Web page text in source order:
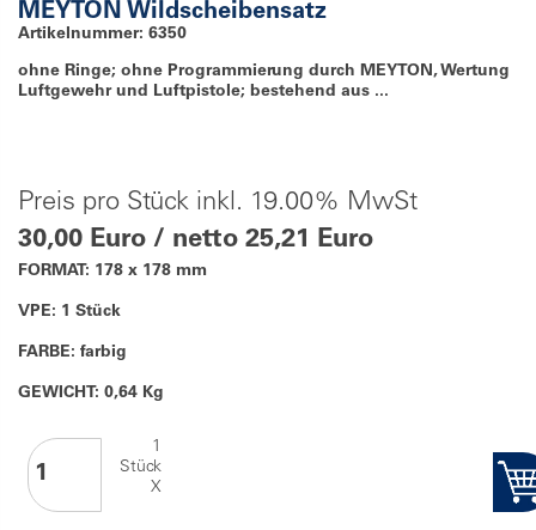
MEYTON Wildscheibensatz
Artikelnummer: 6350
ohne Ringe; ohne Programmierung durch MEYTON, Wertung
Luftgewehr und Luftpistole; bestehend aus ...
Preis pro Stück inkl. 19.00% MwSt
30,00 Euro / netto 25,21 Euro
FORMAT: 178 x 178 mm
VPE: 1 Stück
FARBE: farbig
GEWICHT: 0,64 Kg
1
Stück
X